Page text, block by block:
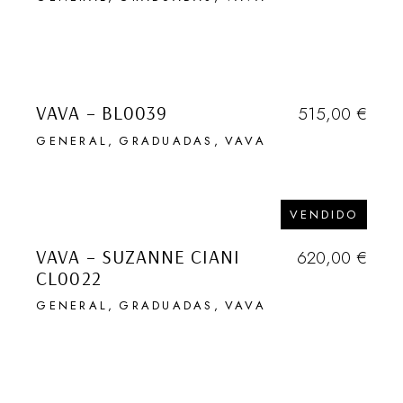
VAVA – BL0039
GENERAL GRADUADAS VAVA
515,00 €
VENDIDO
VAVA – SUZANNE CIANI
CL0022
GENERAL GRADUADAS VAVA
620,00 €
DESCUBRIMIENTOS EN GENERAL,
VIAJES, DE OBJETOS QUE
ADORAMOS Y DE EVENTOS DE
TODO TIPO. TAMBIÉN DE GAFAS.